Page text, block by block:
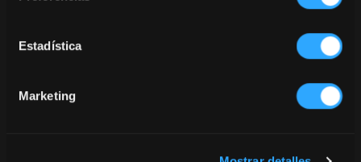
Estadística
Marketing